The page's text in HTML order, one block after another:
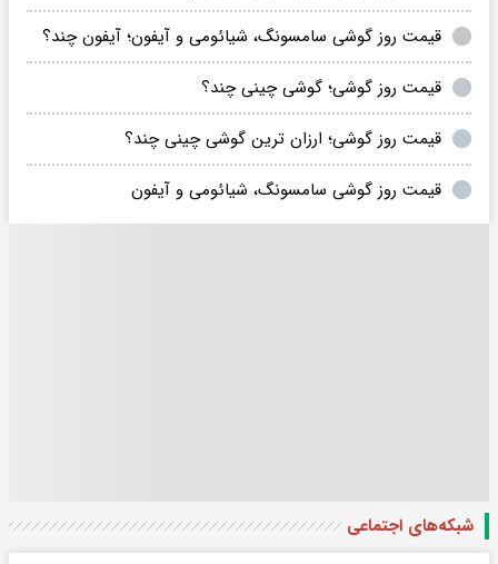
قیمت روز گوشی سامسونگ، شیائومی و آیفون؛ آیفون چند؟
قیمت روز گوشی؛ گوشی چینی چند؟
قیمت روز گوشی؛ ارزان ترین گوشی چینی چند؟
قیمت روز گوشی سامسونگ، شیائومی و آیفون
شبکه‌های اجتماعی